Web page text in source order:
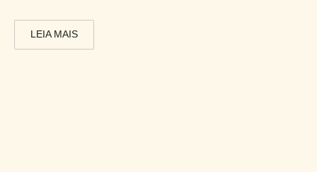
LEIA MAIS